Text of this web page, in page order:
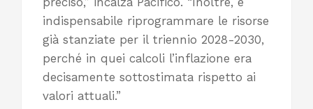
indispensabile riprogrammare le risorse
già stanziate per il triennio 2028-2030,
perché in quei calcoli l’inflazione era
decisamente sottostimata rispetto ai
valori attuali.”